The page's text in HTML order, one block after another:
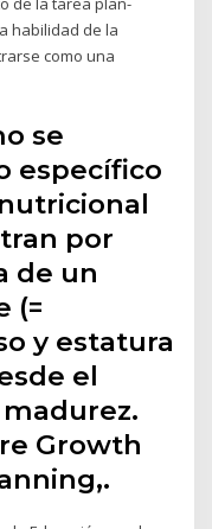
habilidad de la
como una
se
específico
por
de un
(=
y estatura
el
Growth